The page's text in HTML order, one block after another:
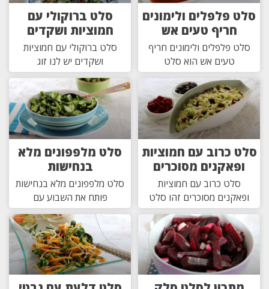
סלט פלפלים ולימונים
חריף טעים אש
סלט פלפלים ולימונים חריף
טעים אש הוא סלט
סלט ברוקולי עם
חמוציות ושקדים
סלט ברוקולי עם חמוציות
ושקדים יש לנו זוג
סלט כרוב עם חמוציות
ופאקנים מסוכרים
סלט כרוב עם חמוציות
ופאקנים מסוכרים זהו סלט
סלט מלפפונים מלא
בנחישות
סלט מלפפונים מלא בנחישות
פותח את השבוע עם